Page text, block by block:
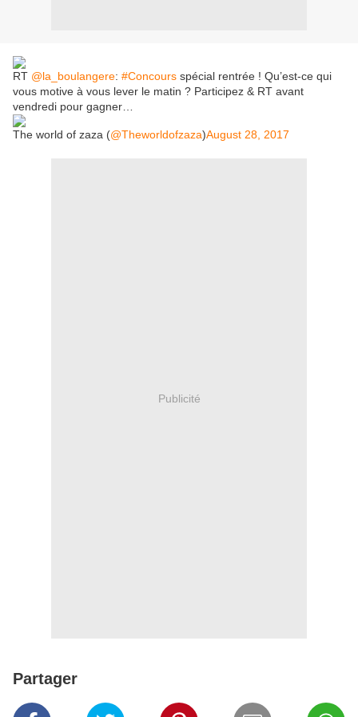
RT @la_boulangere: #Concours spécial rentrée ! Qu’est-ce qui
vous motive à vous lever le matin ? Participez & RT avant
vendredi pour gagner…
The world of zaza (@Theworldofzaza)August 28, 2017
Publicité
Partager